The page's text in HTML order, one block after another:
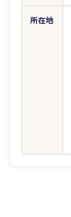
所在地